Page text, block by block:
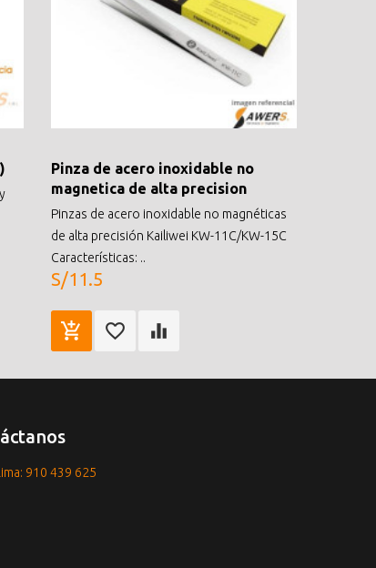
Pinza de acero inoxidable no
magnetica de alta precision
Pinzas de acero inoxidable no magnéticas
de alta precisión Kailiwei KW-11C/KW-15C
Características: ..
S/11.5
910 439 625